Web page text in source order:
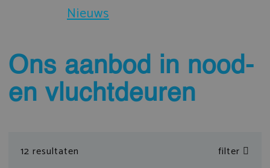
Verduurzaming
Nieuws
Ons aanbod in nood-
en vluchtdeuren
12 resultaten filter